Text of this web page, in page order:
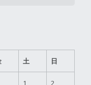
土 日
1 2